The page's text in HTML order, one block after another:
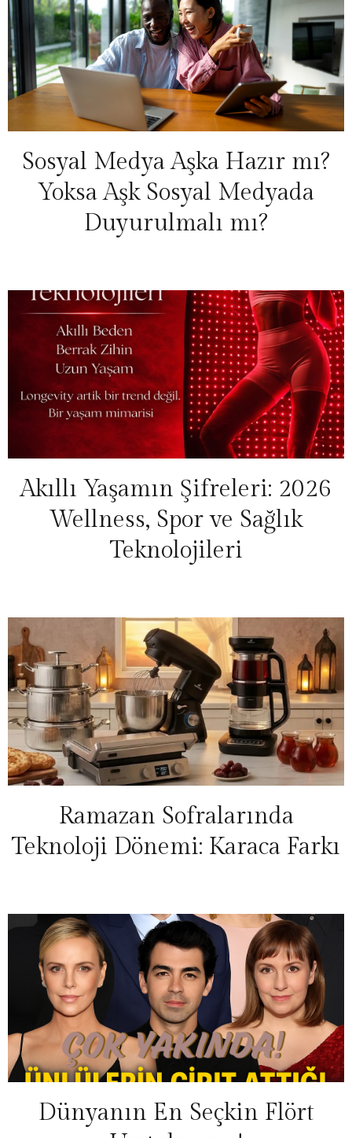
Sosyal Medya Aşka Hazır mı?
Yoksa Aşk Sosyal Medyada
Duyurulmalı mı?
Akıllı Yaşamın Şifreleri: 2026
Wellness, Spor ve Sağlık
Teknolojileri
Ramazan Sofralarında
Teknoloji Dönemi: Karaca Farkı
Dünyanın En Seçkin Flört